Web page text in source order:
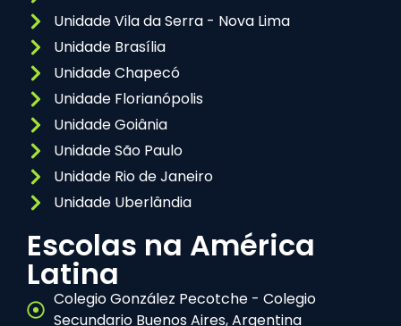
Unidade Vila da Serra - Nova Lima
Unidade Brasília
Unidade Chapecó
Unidade Florianópolis
Unidade Goiânia
Unidade São Paulo
Unidade Rio de Janeiro
Unidade Uberlândia
Escolas na América
Latina
Colegio González Pecotche - Colegio
Secundario Buenos Aires, Argentina